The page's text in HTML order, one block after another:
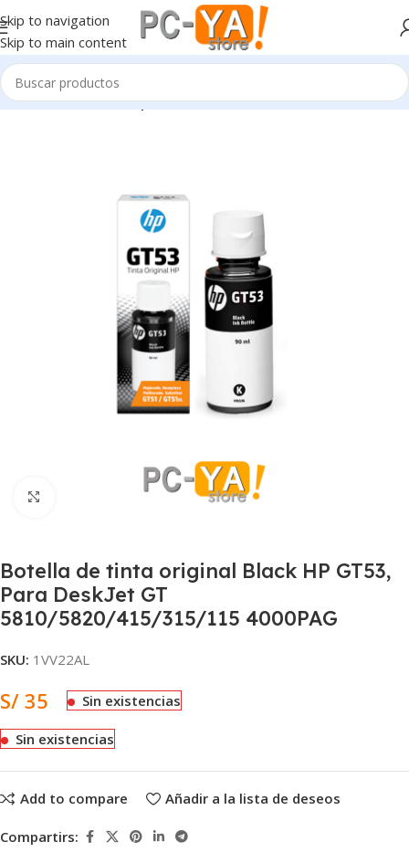
Skip to navigation
Skip to main content
Inicio Software e impresoras
Clic para ampliar
Botella de tinta original Black HP GT53,
Para DeskJet GT
5810/5820/415/315/115 4000PAG
SKU: 1VV22AL
S/ 35 Sin existencias
Sin existencias
Add to compare Añadir a la lista de deseos
Compartirs: